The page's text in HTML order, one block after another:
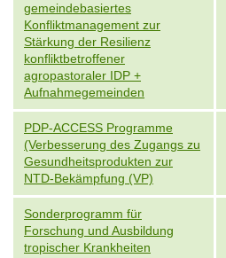
gemeindebasiertes
Konfliktmanagement zur
Stärkung der Resilienz
konfliktbetroffener
agropastoraler IDP +
Aufnahmegemeinden
PDP-ACCESS Programme
(Verbesserung des Zugangs zu
Gesundheitsprodukten zur
NTD-Bekämpfung (VP)
Sonderprogramm für
Forschung und Ausbildung
tropischer Krankheiten